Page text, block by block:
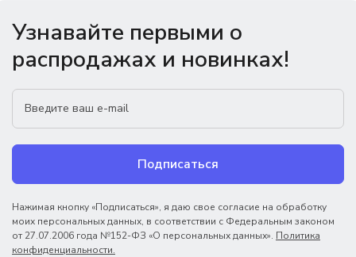
Узнавайте первыми о
распродажах и новинках!
Подписаться
Нажимая кнопку «Подписаться», я даю свое согласие на обработку
моих персональных данных, в соответствии с Федеральным законом
от 27.07.2006 года №152-ФЗ «О персональных данных». Политика
конфиденциальности.